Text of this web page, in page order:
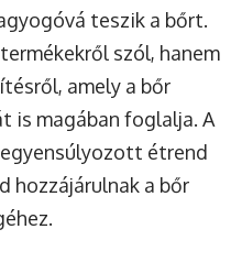
teszik a bőrt.
szól, hanem
amely a bőr
is magában foglalja. A
étrend
hozzájárulnak a bőr